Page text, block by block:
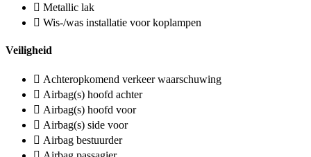
Metallic lak
Wis-/was installatie voor koplampen
Veiligheid
Achteropkomend verkeer waarschuwing
Airbag(s) hoofd achter
Airbag(s) hoofd voor
Airbag(s) side voor
Airbag bestuurder